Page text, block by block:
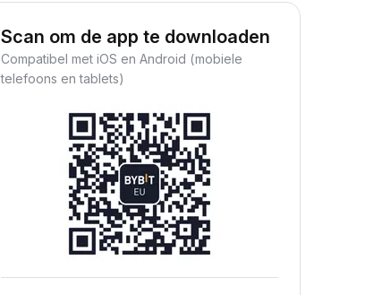
Scan om de app te downloaden
Compatibel met iOS en Android (mobiele
telefoons en tablets)